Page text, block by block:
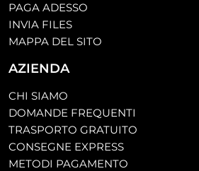
PAGA ADESSO
INVIA FILES
MAPPA DEL SITO
AZIENDA
CHI SIAMO
DOMANDE FREQUENTI
TRASPORTO GRATUITO
CONSEGNE EXPRESS
METODI PAGAMENTO